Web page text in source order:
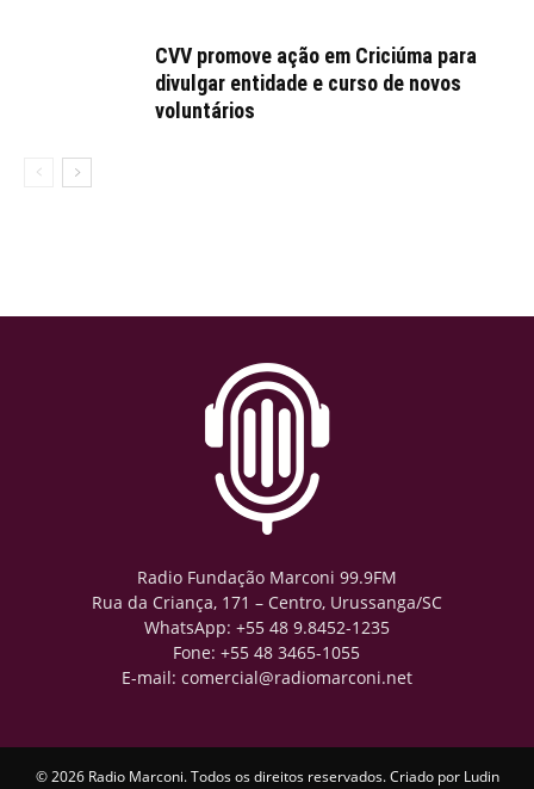
CVV promove ação em Criciúma para
divulgar entidade e curso de novos
voluntários
Radio Fundação Marconi 99.9FM
Rua da Criança, 171 – Centro, Urussanga/SC
WhatsApp: +55 48 9.8452-1235
Fone: +55 48 3465-1055
E-mail: comercial@radiomarconi.net
© 2026 Radio Marconi. Todos os direitos reservados. Criado por Ludin